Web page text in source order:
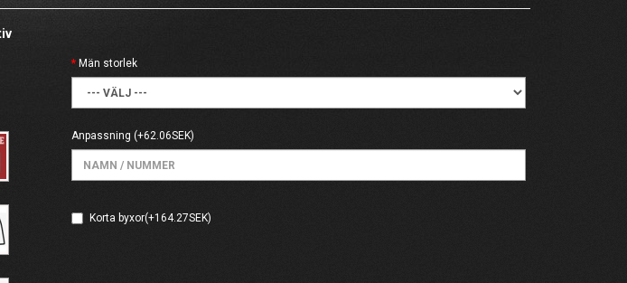
Män storlek
Anpassning (+62.06SEK)
Korta byxor(+164.27SEK)